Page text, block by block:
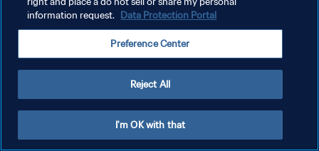
information request. Data Protection Portal
Preference Center
Reject All
I'm OK with that